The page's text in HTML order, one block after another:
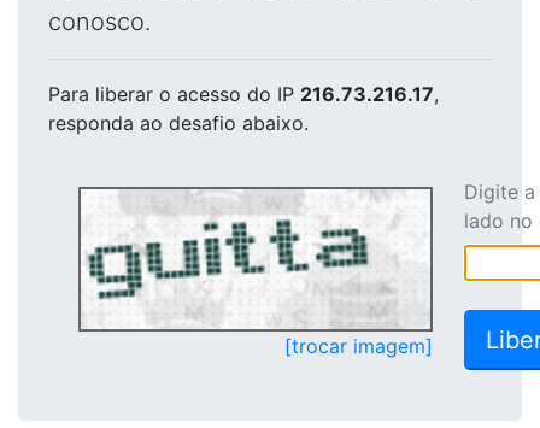
conosco.
Para liberar o acesso do IP 216.73.216.17,
responda ao desafio abaixo.
[trocar imagem]
Digite
lado no